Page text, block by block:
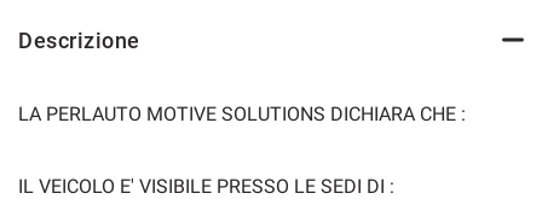
Descrizione
LA PERLAUTO MOTIVE SOLUTIONS DICHIARA CHE :
IL VEICOLO E' VISIBILE PRESSO LE SEDI DI :